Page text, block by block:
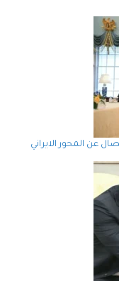
عن المحور الايراني